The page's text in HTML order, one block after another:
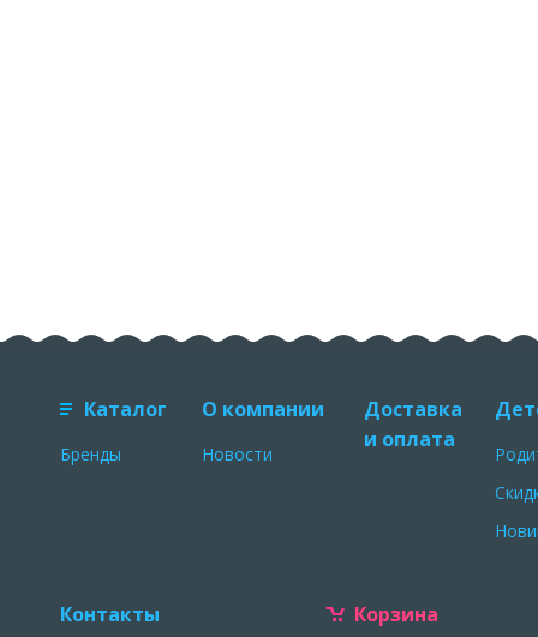
Каталог
Бренды
О компании
Новости
Доставка
и оплата
Контакты Корзина